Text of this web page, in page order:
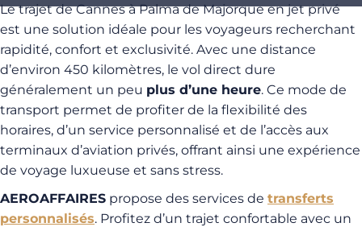
Le trajet de Cannes à Palma de Majorque en jet privé
est une solution idéale pour les voyageurs recherchant
rapidité, confort et exclusivité. Avec une distance
d’environ 450 kilomètres, le vol direct dure
généralement un peu plus d’une heure. Ce mode de
transport permet de profiter de la flexibilité des
horaires, d’un service personnalisé et de l’accès aux
terminaux d’aviation privés, offrant ainsi une expérience
de voyage luxueuse et sans stress.
AEROAFFAIRES propose des services de transferts
personnalisés. Profitez d’un trajet confortable avec un